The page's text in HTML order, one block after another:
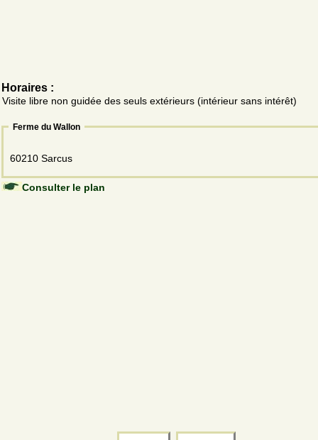
Horaires :
Visite libre non guidée des seuls extérieurs (intérieur sans intérêt)
Ferme du Wallon
60210 Sarcus
Consulter le plan